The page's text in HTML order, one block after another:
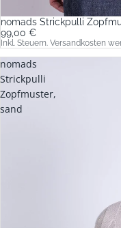
nomads Strickpulli
99,00 €
Inkl. Steuern. Versandkosten
nomads
Strickpulli
Zopfmuster,
sand